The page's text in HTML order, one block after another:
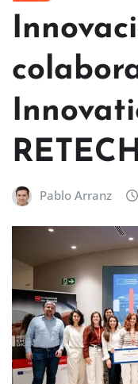
Pablo Arranz